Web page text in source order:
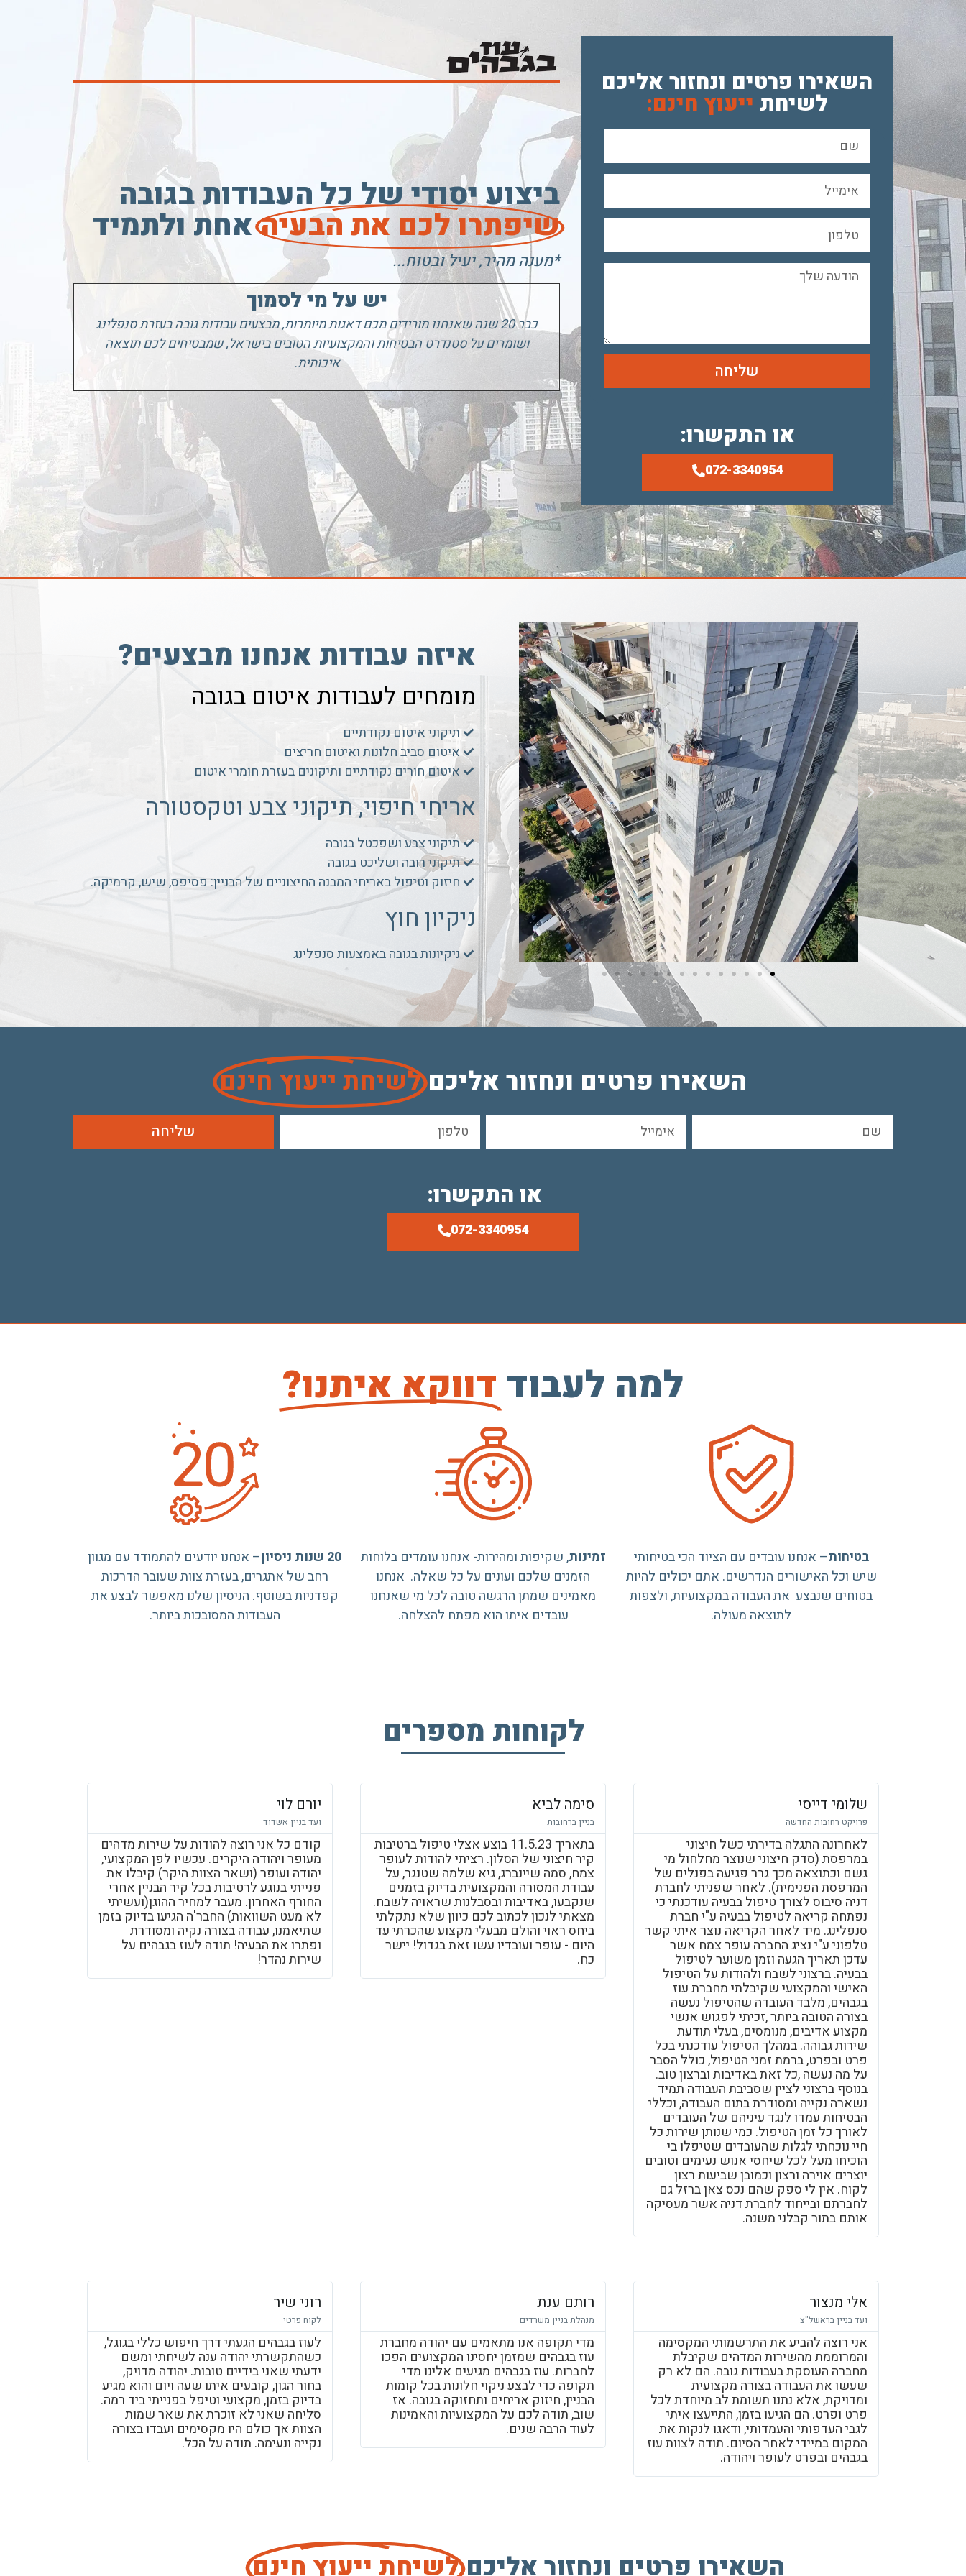
השאירו פרטים ונחזור אליכם
לשיחת ייעוץ חינם:
שליחה
או התקשרו:
072-3340954
ביצוע יסודי של כל העבודות בגובה
שיפתרו לכם את הבעיהאחת ולתמיד
*מענה מהיר, יעיל ובטוח...
יש על מי לסמוך
כבר 20 שנה שאנחנו מורידים מכם דאגות מיותרות, מבצעים עבודות גובה בעזרת סנפלינג
ושומרים על סטנדרט הבטיחות והמקצועיות הטובים בישראל, שמבטיחים לכם תוצאה
איכותית.
איזה עבודות אנחנו מבצעים?
מומחים לעבודות איטום בגובה
תיקוני איטום נקודתיים
איטום סביב חלונות ואיטום חריצים
איטום חורים נקודתיים ותיקונים בעזרת חומרי איטום
אריחי חיפוי, תיקוני צבע וטקסטורה
תיקוני צבע ושפכטל בגובה
תיקוני רובה ושליכט בגובה
חיזוק וטיפול באריחי המבנה החיצוניים של הבניין: פסיפס, שיש, קרמיקה.
ניקיון חוץ
ניקיונות בגובה באמצעות סנפלינג
השאירו פרטים ונחזור אליכם לשיחת ייעוץ חינם
שליחה
או התקשרו:
072-3340954
למה לעבוד דווקא איתנו?
בטיחות– אנחנו עובדים עם הציוד הכי בטיחותי
שיש וכל האישורים הנדרשים. אתם יכולים להיות
בטוחים שנבצע את העבודה במקצועיות, ולצפות
לתוצאה מעולה.
זמינות, שקיפות ומהירות- אנחנו עומדים בלוחות
הזמנים שלכם ועונים על כל שאלה. אנחנו
מאמינים שמתן הרגשה טובה לכל מי שאנחנו
עובדים איתו הוא מפתח להצלחה.
20 שנות ניסיון
– אנחנו יודעים להתמודד עם מגוון
רחב של אתגרים, בעזרת צוות שעובר הדרכות
קפדניות בשוטף. הניסיון שלנו מאפשר לבצע את
העבודות המסובכות ביותר.
לקוחות מספרים
שלומי דייסי
פרויקט רחובות החדשה
לאחרונה התגלה בדירתי כשל חיצוני
במרפסת (סדק חיצוני שנוצר מחלחול מי
גשם וכתוצאה מכך גרר פגיעה בפנלים של
המרפסת הפנימית). לאחר שפניתי לחברת
דניה סיבוס לצורך טיפול בבעיה עודכנתי כי
נפתחה קריאה לטיפול בבעיה ע"י חברת
סנפלינג. מיד לאחר הקריאה נוצר איתי קשר
טלפוני ע"י נציג החברה עופר צמח אשר
עדכן תאריך הגעה וזמן משוער לטיפול
בבעיה. ברצוני לשבח ולהודות על הטיפול
האישי והמקצועי שקיבלתי מחברת עוז
בגבהים, מלבד העובדה שהטיפול נעשה
בצורה הטובה ביותר ,זכיתי לפגוש אנשי
מקצוע אדיבים, מנומסים, בעלי תודעת
שירות גבוהה. במהלך הטיפול עודכנתי בכל
פרט ובפרט, ברמת זמני הטיפול, כולל הסבר
על מה נעשה ,כל זאת באדיבות וברצון טוב.
בנוסף ברצוני לציין שסביבת העבודה תמיד
נשארה נקייה ומסודרת בתום העבודה, וכללי
הבטיחות עמדו לנגד עיניהם של העובדים
לאורך כל זמן הטיפול. כמי שנותן שירות כל
חיי נוכחתי לגלות שהעובדים שטיפלו בי
הוכיחו מעל לכל שיחסי אנוש נעימים וטובים
יוצרים אוירה ורצון וכמובן שביעות רצון
לקוח. אין לי ספק שהם נכס צאן ברזל גם
לחברתם ובייחוד לחברת דניה אשר מעסיקה
אותם בתור קבלני משנה.
סימה לביא
בניין ברחובות
בתאריך 11.5.23 בוצע אצלי טיפול ברטיבות
קיר חיצוני של הסלון. רציתי להודות לעופר
צמח, סמה שיינברג, גיא שלמה שטנגר, על
עבודת המסורה והמקצועית בדיוק בזמנים
שנקבעו, באדיבות ובסבלנות שראויה לשבח.
מצאתי לנכון לכתוב לכם כיוון שלא נתקלתי
ביחס ראוי והולם מבעלי מקצוע שהכרתי עד
היום - עופר ועובדיו עשו זאת בגדול! יישר
כח.
יורם לוי
ועד בניין אשדוד
קודם כל אני רוצה להודות על שירות מדהים
מעופר ויהודה היקרים. עכשיו לפן המקצועי,
יהודה ועופר (ושאר הצוות היקר) קיבלו את
פנייתי בנוגע לרטיבות בכל קיר הבניין אחרי
החורף האחרון. מעבר למחיר ההוגן(ועשיתי
לא מעט השוואות) החבר'ה הגיעו בדיוק בזמן
שתיאמנו, עבודה בצורה נקיה ומסודרת
ופתרו את הבעיה! תודה לעוז בגבהים על
שירות נהדר!
אלי מנצור
ועד בניין בראשל"צ
אני רוצה להביע את התרשמותי המקסימה
והמרוממת מהשירות המדהים שקיבלת
מחברה העוסקת בעבודות גובה. הם לא רק
שעשו את העבודה בצורה מקצועית
ומדויקת, אלא נתנו תשומת לב מיוחדת לכל
פרט ופרט. הם הגיעו בזמן, התייעצו איתי
לגבי העדפותי והעמדותי, ודאגו לנקות את
המקום במיידי לאחר הסיום. תודה לצוות עוז
בגבהים ובפרט לעופר ויהודה.
רותם ענת
מנהלת בניין משרדים
מדי תקופה אנו מתאמים עם יהודה מחברת
עוז בגבהים שמזמן יחסינו המקצועים הפכו
לחברות. עוז בגבהים מגיעים אלינו מדי
תקופה כדי לבצע ניקוי חלונות בכל קומות
הבניין, חיזוק אריחים ותחזוקה בגובה. אז
שוב, תודה לכם על המקצועיות והאמינות
לעוד הרבה שנים.
רוני שיר
לקוח פרטי
לעוז בגבהים הגעתי דרך חיפוש כללי בגוגל,
כשהתקשרתי יהודה ענה לשיחתי ומשם
ידעתי שאני בידיים טובות. יהודה מדויק,
בחור הגון, קובעים איתו שעה ויום והוא מגיע
בדיוק בזמן, מקצועי וטיפל בפנייתי ביד רמה.
סליחה שאני לא זוכרת את שאר שמות
הצוות אך כולם היו מקסימים ועבדו בצורה
נקייה ונעימה. תודה על הכל.
השאירו פרטים ונחזור אליכם לשיחת ייעוץ חינם